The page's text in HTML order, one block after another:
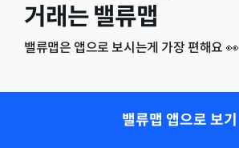
거래는 밸류맵
밸류맵은 앱으로 보시는게 가장 편해요 👀
밸류맵 앱으로 보기